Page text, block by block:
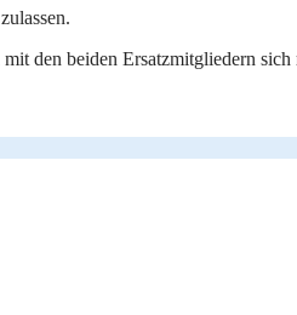
den beiden Ersatzmitgliedern sich